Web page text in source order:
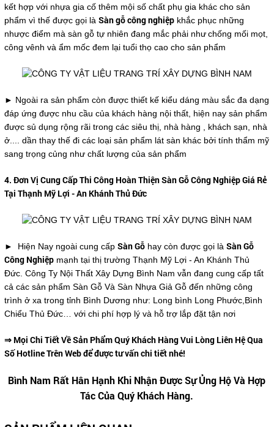
kết hợp với nhựa gia cố thêm mội số chất phụ gia khác cho sản
phẩm vì thế được gọi là Sàn gỗ công nghiệpkhắc phục những
nhược điểm mà sàn gỗ tự nhiên đang mắc phải như chống mối mọt,
công vênh và ẩm mốc đem lại tuổi thọ cao cho sản phẩm
► Ngoài ra sản phẩm còn được thiết kế kiểu dáng màu sắc đa dạng
đáp ứng được nhu cầu của khách hàng nội thất, hiện nay sản phẩm
được sủ dụng rộng rãi trong các siêu thị, nhà hàng , khách sạn, nhà
ở.... dần thay thế đi các loại sản phẩm lát sàn khác bởi tính thẩm mỹ
sang trọng củng như chất lượng của sản phẩm
4. Đơn Vị Cung Cấp Thi Công Hoàn Thiện Sàn Gỗ Công Nghiệp Giá Rẻ
Tại Thạnh Mỹ Lợi - An Khánh Thủ Đức
► Hiện Nay ngoài cung cấp Sàn Gỗhay còn được gọi là Sàn Gỗ
Công Nghiệpmạnh tại thị trường Thạnh Mỹ Lợi - An Khánh Thủ
Đức. Công Ty Nội Thất Xây Dựng Bình Nam vẫn đang cung cấp tất
cả các sản phẩm Sàn Gỗ Và Sàn Nhựa Giả Gỗ đến những công
trình ở xa trong tỉnh Bình Dương như: Long bình Long Phước,Bình
Chiểu Thủ Đức… với chi phí hợp lý và hỗ trợ lắp đặt tận nơi
⇒ Mọi Chi Tiết Về Sản Phẩm Quý Khách Hàng Vui Lòng Liên Hệ Qua
Số Hotline Trên Web để được tư vấn chi tiết nhé!
Bình Nam Rất Hân Hạnh Khi Nhận Được Sự Ủng Hộ Và Hợp
Tác Của Quý Khách Hàng.